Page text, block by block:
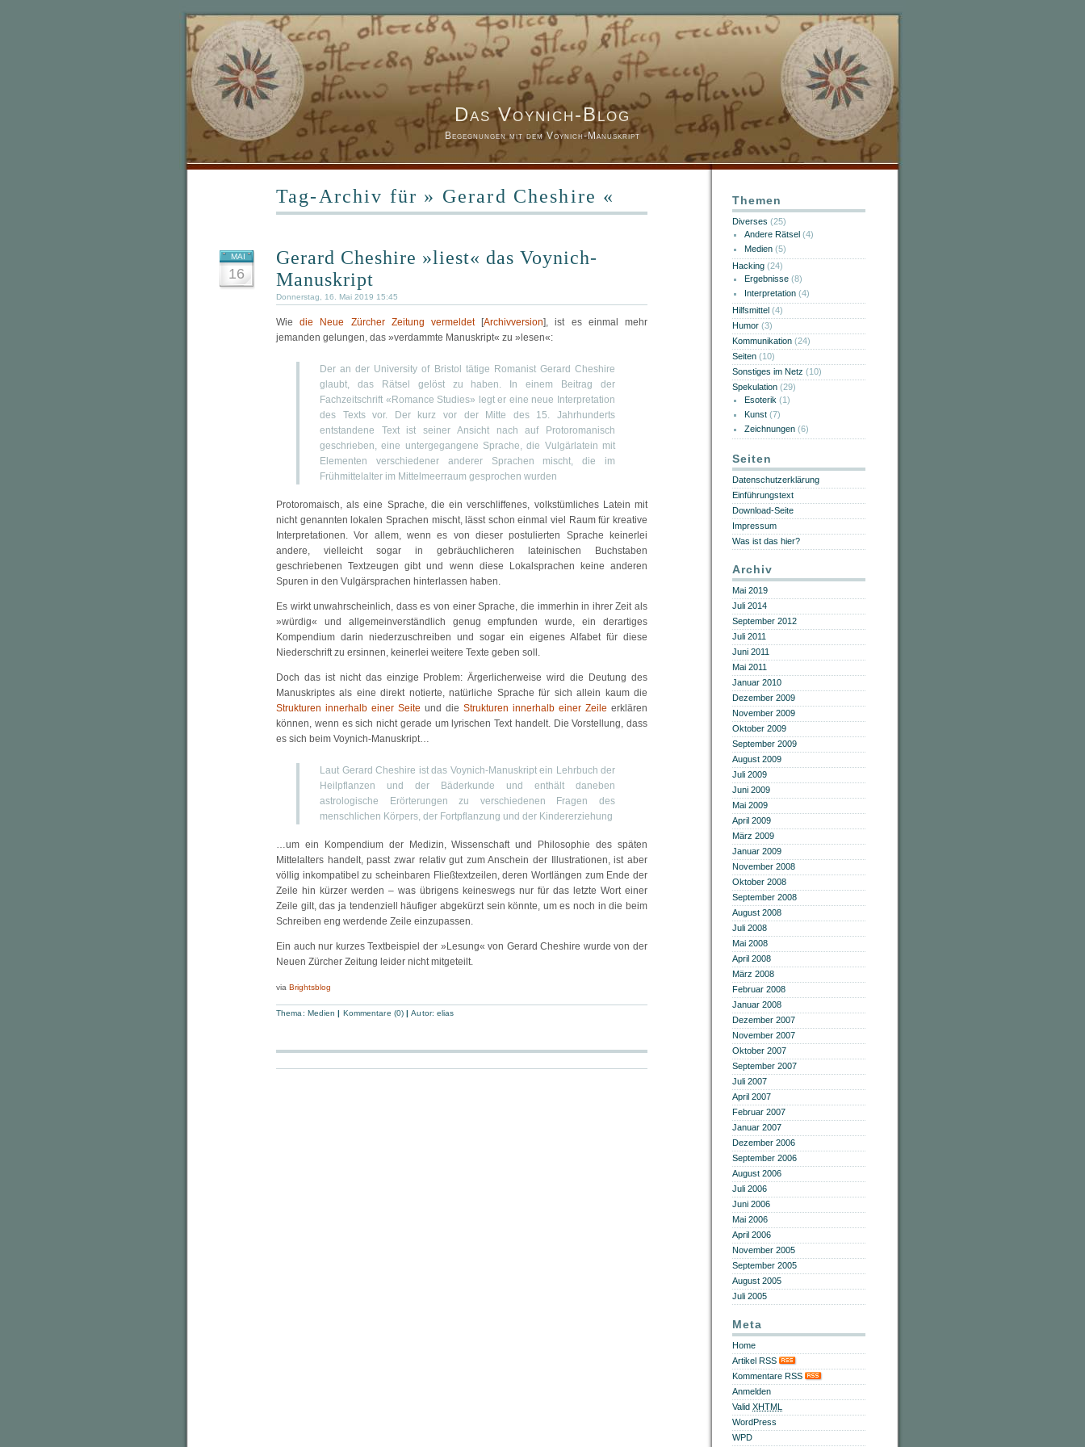
Das Voynich-Blog
Begegnungen mit dem Voynich-Manuskript
Tag-Archiv für » Gerard Cheshire «
MAI
16
Gerard Cheshire »liest« das Voynich-
Manuskript
Donnerstag, 16. Mai 2019 15:45
Wiedie Neue Zürcher Zeitung vermeldet[Archivversion], ist es einmal mehr
jemanden gelungen, das »verdammte Manuskript« zu »lesen«:
Der an der University of Bristol tätige Romanist Gerard Cheshire
glaubt, das Rätsel gelöst zu haben. In einem Beitrag der
Fachzeitschrift «Romance Studies» legt er eine neue Interpretation
des Texts vor. Der kurz vor der Mitte des 15. Jahrhunderts
entstandene Text ist seiner Ansicht nach auf Protoromanisch
geschrieben, eine untergegangene Sprache, die Vulgärlatein mit
Elementen verschiedener anderer Sprachen mischt, die im
Frühmittelalter im Mittelmeerraum gesprochen wurden
Protoromaisch, als eine Sprache, die ein verschliffenes, volkstümliches Latein mit
nicht genannten lokalen Sprachen mischt, lässt schon einmal viel Raum für kreative
Interpretationen. Vor allem, wenn es von dieser postulierten Sprache keinerlei
andere, vielleicht sogar in gebräuchlicheren lateinischen Buchstaben
geschriebenen Textzeugen gibt und wenn diese Lokalsprachen keine anderen
Spuren in den Vulgärsprachen hinterlassen haben.
Es wirkt unwahrscheinlich, dass es von einer Sprache, die immerhin in ihrer Zeit als
»würdig« und allgemeinverständlich genug empfunden wurde, ein derartiges
Kompendium darin niederzuschreiben und sogar ein eigenes Alfabet für diese
Niederschrift zu ersinnen, keinerlei weitere Texte geben soll.
Doch das ist nicht das einzige Problem: Ärgerlicherweise wird die Deutung des
Manuskriptes als eine direkt notierte, natürliche Sprache für sich allein kaum die
Strukturen innerhalb einer Seite und die Strukturen innerhalb einer Zeile erklären
können, wenn es sich nicht gerade um lyrischen Text handelt. Die Vorstellung, dass
es sich beim Voynich-Manuskript…
Laut Gerard Cheshire ist das Voynich-Manuskript ein Lehrbuch der
Heilpflanzen und der Bäderkunde und enthält daneben
astrologische Erörterungen zu verschiedenen Fragen des
menschlichen Körpers, der Fortpflanzung und der Kindererziehung
…um ein Kompendium der Medizin, Wissenschaft und Philosophie des späten
Mittelalters handelt, passt zwar relativ gut zum Anschein der Illustrationen, ist aber
völlig inkompatibel zu scheinbaren Fließtextzeilen, deren Wortlängen zum Ende der
Zeile hin kürzer werden – was übrigens keineswegs nur für das letzte Wort einer
Zeile gilt, das ja tendenziell häufiger abgekürzt sein könnte, um es noch in die beim
Schreiben eng werdende Zeile einzupassen.
Ein auch nur kurzes Textbeispiel der »Lesung« von Gerard Cheshire wurde von der
Neuen Zürcher Zeitung leider nicht mitgeteilt.
via Brightsblog
Thema: Medien | Kommentare (0) |Autor:elias
Themen
Diverses (25)
Andere Rätsel (4)
Medien (5)
Hacking (24)
Ergebnisse (8)
Interpretation (4)
Hilfsmittel (4)
Humor (3)
Kommunikation (24)
Seiten (10)
Sonstiges im Netz (10)
Spekulation (29)
Esoterik (1)
Kunst (7)
Zeichnungen (6)
Seiten
Datenschutzerklärung
Einführungstext
Download-Seite
Impressum
Was ist das hier?
Archiv
Mai 2019
Juli 2014
September 2012
Juli 2011
Juni 2011
Mai 2011
Januar 2010
Dezember 2009
November 2009
Oktober 2009
September 2009
August 2009
Juli 2009
Juni 2009
Mai 2009
April 2009
März 2009
Januar 2009
November 2008
Oktober 2008
September 2008
August 2008
Juli 2008
Mai 2008
April 2008
März 2008
Februar 2008
Januar 2008
Dezember 2007
November 2007
Oktober 2007
September 2007
Juli 2007
April 2007
Februar 2007
Januar 2007
Dezember 2006
September 2006
August 2006
Juli 2006
Juni 2006
Mai 2006
April 2006
November 2005
September 2005
August 2005
Juli 2005
Meta
Home
Artikel RSS
Kommentare RSS
Anmelden
Valid XHTML
WordPress
WPD